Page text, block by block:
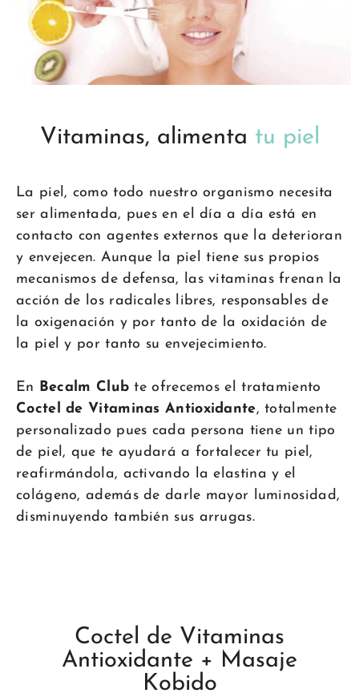
Vitaminas, alimenta tu piel
La piel, como todo nuestro organismo necesita
ser alimentada, pues en el día a día está en
contacto con agentes externos que la deterioran
y envejecen. Aunque la piel tiene sus propios
mecanismos de defensa, las vitaminas frenan la
acción de los radicales libres, responsables de
la oxigenación y por tanto de la oxidación de
la piel y por tanto su envejecimiento.
En Becalm Club te ofrecemos el tratamiento
Coctel de Vitaminas Antioxidante, totalmente
personalizado pues cada persona tiene un tipo
de piel, que te ayudará a fortalecer tu piel,
reafirmándola, activando la elastina y el
colágeno, además de darle mayor luminosidad,
disminuyendo también sus arrugas.
Coctel de Vitaminas
Antioxidante + Masaje
Kobido